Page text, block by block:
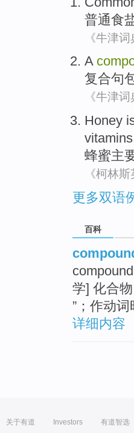
普通食
《牛津词
A
复合句
《牛津词
Honey
vitamins
蜂蜜主
《柯林
更多双语
百科
学] 化合
”；作动
详细内容
关于有道 Investors 有道智选